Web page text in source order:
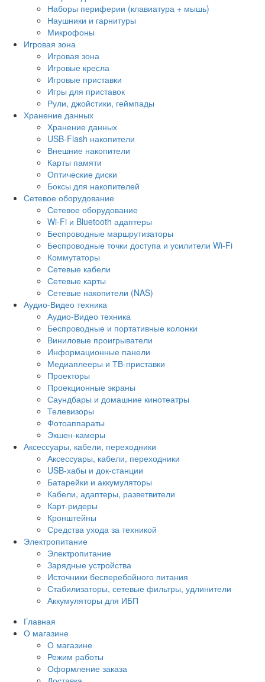
Наборы периферии (клавиатура + мышь)
Наушники и гарнитуры
Микрофоны
Игровая зона
Игровая зона
Игровые кресла
Игровые приставки
Игры для приставок
Рули, джойстики, геймпады
Хранение данных
Хранение данных
USB-Flash накопители
Внешние накопители
Карты памяти
Оптические диски
Боксы для накопителей
Сетевое оборудование
Сетевое оборудование
Wi-Fi и Bluetooth адаптеры
Беспроводные маршрутизаторы
Беспроводные точки доступа и усилители Wi-Fi
Коммутаторы
Сетевые кабели
Сетевые карты
Сетевые накопители (NAS)
Аудио-Видео техника
Аудио-Видео техника
Беспроводные и портативные колонки
Виниловые проигрыватели
Информационные панели
Медиаплееры и ТВ-приставки
Проекторы
Проекционные экраны
Саундбары и домашние кинотеатры
Телевизоры
Фотоаппараты
Экшен-камеры
Аксессуары, кабели, переходники
Аксессуары, кабели, переходники
USB-хабы и док-станции
Батарейки и аккумуляторы
Кабели, адаптеры, разветвители
Карт-ридеры
Кронштейны
Средства ухода за техникой
Электропитание
Электропитание
Зарядные устройства
Источники бесперебойного питания
Стабилизаторы, сетевые фильтры, удлинители
Аккумуляторы для ИБП
Главная
О магазине
О магазине
Режим работы
Оформление заказа